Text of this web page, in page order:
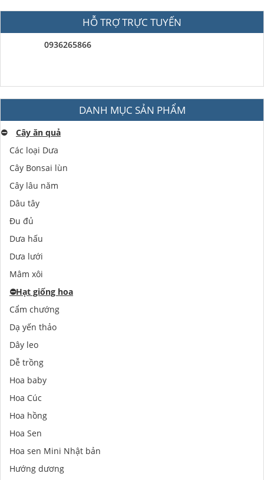
HỖ TRỢ TRỰC TUYẾN
0936265866
DANH MỤC SẢN PHẨM
⛔️
Cây ăn quả
Các loại Dưa
Cây Bonsai lùn
Cây lâu năm
Dâu tây
Đu đủ
Dưa hấu
Dưa lưới
Mâm xôi
⛔️Hạt giống hoa
Cẩm chướng
Dạ yến thảo
Dây leo
Dễ trồng
Hoa baby
Hoa Cúc
Hoa hồng
Hoa Sen
Hoa sen Mini Nhật bản
Hướng dương